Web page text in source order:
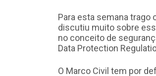
Para esta semana trago
discutiu muito sobre
no conceito de
Data Protection
O Marco Civil tem por